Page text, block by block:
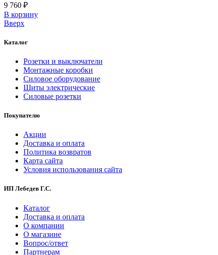
9 760 ₽
В корзинy
Вверх
Каталог
Розетки и выключатели
Монтажные коробки
Силовое оборудование
Щиты электрические
Силовые розетки
Покупателю
Акции
Доставка и оплата
Политика возвратов
Карта сайта
Условия использования сайта
ИП Лебедев Г.С.
Каталог
Доставка и оплата
О компании
О магазине
Вопрос/ответ
Партнерам